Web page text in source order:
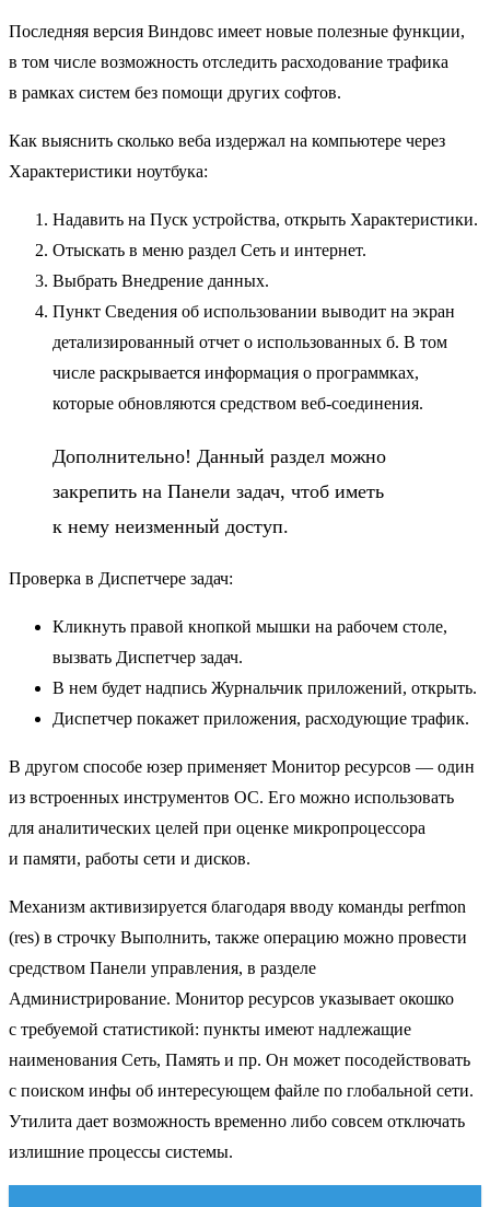
Последняя версия Виндовс имеет новые полезные функции,
в том числе возможность отследить расходование трафика
в рамках систем без помощи других софтов.
Как выяснить сколько веба издержал на компьютере через
Характеристики ноутбука:
Надавить на Пуск устройства, открыть Характеристики.
Отыскать в меню раздел Сеть и интернет.
Выбрать Внедрение данных.
Пункт Сведения об использовании выводит на экран
детализированный отчет о использованных б. В том
числе раскрывается информация о программках,
которые обновляются средством веб-соединения.
Дополнительно! Данный раздел можно
закрепить на Панели задач, чтоб иметь
к нему неизменный доступ.
Проверка в Диспетчере задач:
Кликнуть правой кнопкой мышки на рабочем столе,
вызвать Диспетчер задач.
В нем будет надпись Журнальчик приложений, открыть.
Диспетчер покажет приложения, расходующие трафик.
В другом способе юзер применяет Монитор ресурсов — один
из встроенных инструментов ОС. Его можно использовать
для аналитических целей при оценке микропроцессора
и памяти, работы сети и дисков.
Механизм активизируется благодаря вводу команды perfmon
(res) в строчку Выполнить, также операцию можно провести
средством Панели управления, в разделе
Администрирование. Монитор ресурсов указывает окошко
с требуемой статистикой: пункты имеют надлежащие
наименования Сеть, Память и пр. Он может посодействовать
с поиском инфы об интересующем файле по глобальной сети.
Утилита дает возможность временно либо совсем отключать
излишние процессы системы.